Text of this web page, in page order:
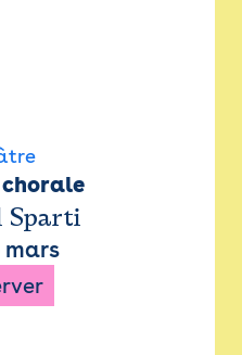
chorale
Sparti
mars